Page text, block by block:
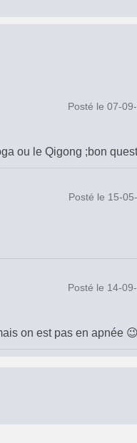
Posté le 07-
ou le Qigong ;bon
Posté le 15-
Posté le 14-
on est pas en apnée